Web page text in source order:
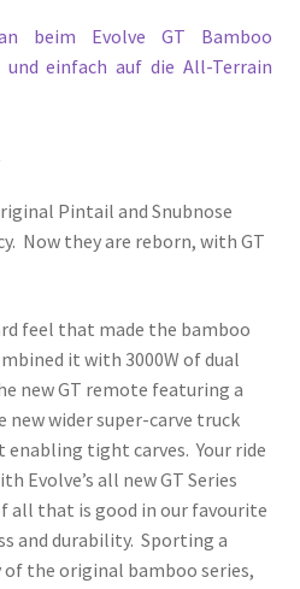
beim Evolve GT Bamboo
einfach auf die All-Terrain
Pintail and Snubnose
Now they are reborn, with GT
feel that made the bamboo
it with 3000W of dual
new GT remote featuring a
new wider super-carve truck
tight carves. Your ride
Evolve’s all new GT Series
all that is good in our favourite
and durability. Sporting a
the original bamboo series,